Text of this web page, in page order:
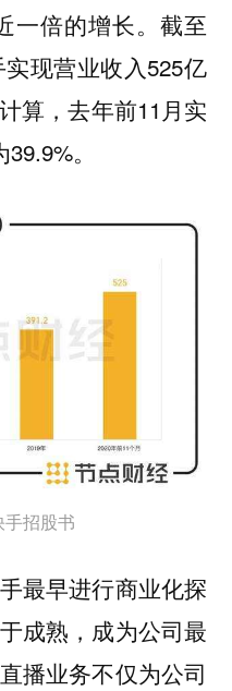
一倍的增长。截至
现营业收入525亿
算，去年前11月实
。
招股书
最早进行商业化探
成熟，成为公司最
播业务不仅为公司